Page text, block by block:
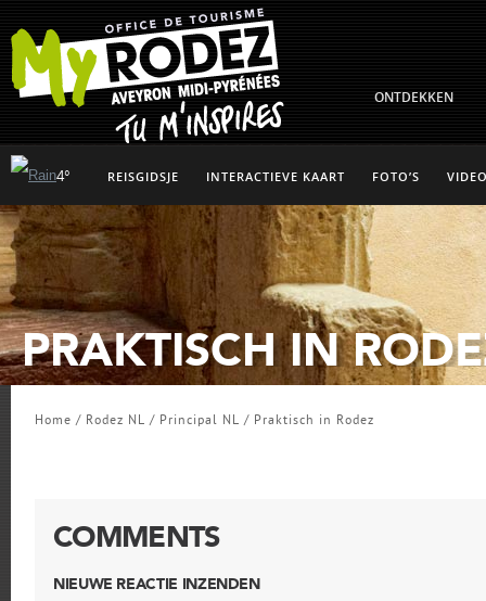
ONTDEKKEN
4° REISGIDSJE INTERACTIEVE KAART FOTO’S
PRAKTISCH IN
Home / Rodez NL / Principal NL / Praktisch in Rodez
COMMENTS
NIEUWE REACTIE INZENDEN